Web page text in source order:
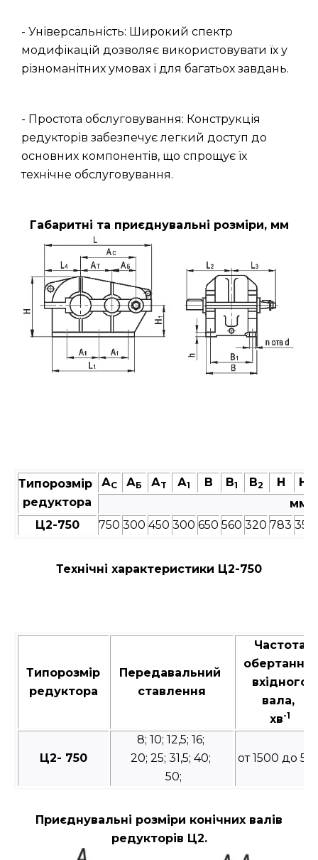
- Універсальність: Широкий спектр
модифікацій дозволяє використовувати їх у
різноманітних умовах і для багатьох завдань.
- Простота обслуговування: Конструкція
редукторів забезпечує легкий доступ до
основних компонентів, що спрощує їх
технічне обслуговування.
Габаритні та приєднувальні розміри, мм
Типорозмір
редуктора
АC АБ АT А1 В В1 В2 Н Н
мм
Ц2-750
750 300 450 300 650 560 320 783 355
Технічні характеристики Ц2-750
Типорозмір
редуктора
Передавальний
ставлення
Частота
обертання
вхідного
вала,
хв-1
Ц2- 750
8; 10; 12,5; 16;
20; 25; 31,5; 40;
50;
от 1500 до
Приєднувальні розміри конічних валів
редукторів Ц2.